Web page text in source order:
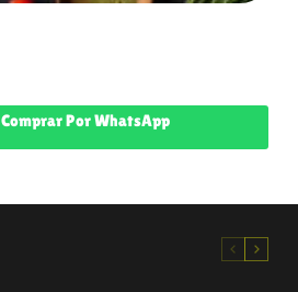
Comprar Por WhatsApp